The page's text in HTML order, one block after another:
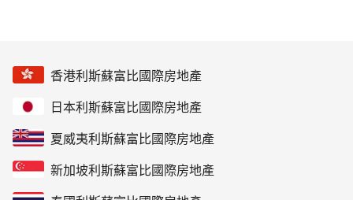
香港利斯蘇富比國際房地產
日本利斯蘇富比國際房地產
夏威夷利斯蘇富比國際房地產
新加坡利斯蘇富比國際房地產